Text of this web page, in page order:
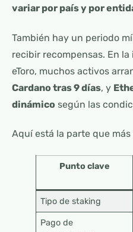
variar por país y por
También hay un periodo
recibir recompensas. En
eToro, muchos activos
Cardano tras 9 días, y
dinámico según las
Aquí está la parte que
Punto clave
Tipo de staking
Pago de